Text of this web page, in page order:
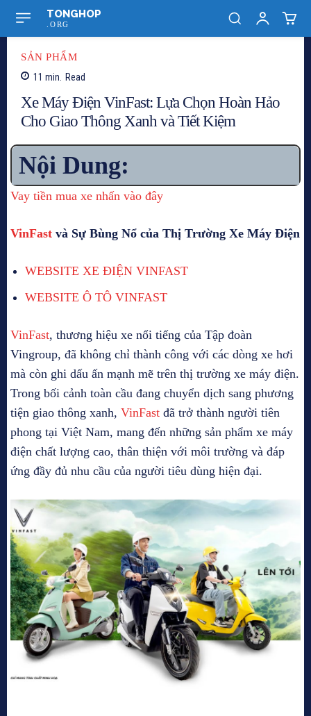
TONGHOP
.ORG
SẢN PHẨM
11 min. Read
Xe Máy Điện VinFast: Lựa Chọn Hoàn Hảo
Cho Giao Thông Xanh và Tiết Kiệm
Nội Dung:
Vay tiền mua xe nhấn vào đây
VinFast và Sự Bùng Nổ của Thị Trường Xe Máy Điện
WEBSITE XE ĐIỆN VINFAST
WEBSITE Ô TÔ VINFAST
VinFast, thương hiệu xe nổi tiếng của Tập đoàn
Vingroup, đã không chỉ thành công với các dòng xe hơi
mà còn ghi dấu ấn mạnh mẽ trên thị trường xe máy điện.
Trong bối cảnh toàn cầu đang chuyển dịch sang phương
tiện giao thông xanh, VinFast đã trở thành người tiên
phong tại Việt Nam, mang đến những sản phẩm xe máy
điện chất lượng cao, thân thiện với môi trường và đáp
ứng đầy đủ nhu cầu của người tiêu dùng hiện đại.